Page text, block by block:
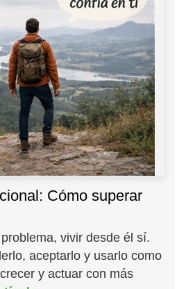
Cómo superar
vivir desde él sí.
aceptarlo y usarlo como
y actuar con más